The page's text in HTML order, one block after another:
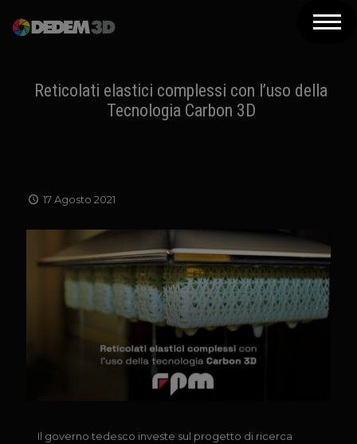
Prodotti
Soluzioni 3D
Assistenza
Contatti
Reticolati elastici complessi con l’uso della
Tecnologia Carbon 3D
17 Agosto 2021
Il governo tedesco investe sul progetto di ricerca